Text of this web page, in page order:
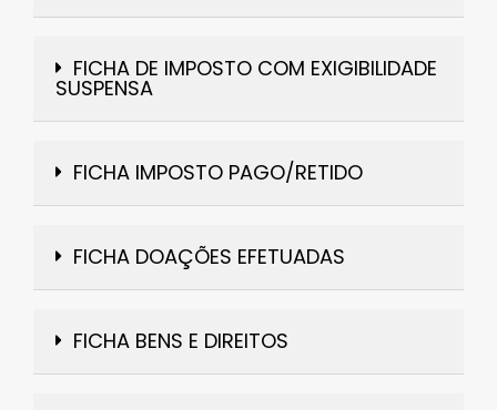
FICHA DE IMPOSTO COM EXIGIBILIDADE
SUSPENSA
FICHA IMPOSTO PAGO/RETIDO
FICHA DOAÇÕES EFETUADAS
FICHA BENS E DIREITOS